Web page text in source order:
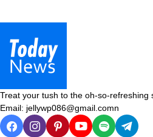
Treat your tush to the oh-so-refreshing
Email: jellywp086@gmail.comn